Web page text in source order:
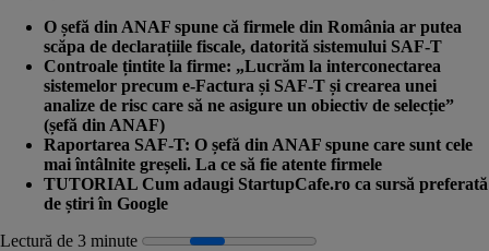
O șefă din ANAF spune că firmele din România ar putea
scăpa de declarațiile fiscale, datorită sistemului SAF-T
Controale țintite la firme: „Lucrăm la interconectarea
sistemelor precum e-Factura și SAF-T și crearea unei
analize de risc care să ne asigure un obiectiv de selecție”
(șefă din ANAF)
Raportarea SAF-T: O șefă din ANAF spune care sunt cele
mai întâlnite greșeli. La ce să fie atente firmele
TUTORIAL Cum adaugi StartupCafe.ro ca sursă preferată
de știri în Google
Lectură de 3 minute